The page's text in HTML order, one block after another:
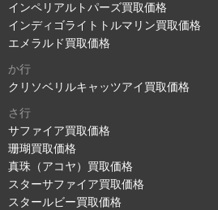
インペリアルトパーズ買取価格
インディゴライトトルマリン買取価格
エメラルド買取価格
か行
クリソベリルキャッツアイ買取価格
さ行
サファイア買取価格
珊瑚買取価格
真珠（アコヤ）買取価格
スターサファイア買取価格
スタールビー買取価格